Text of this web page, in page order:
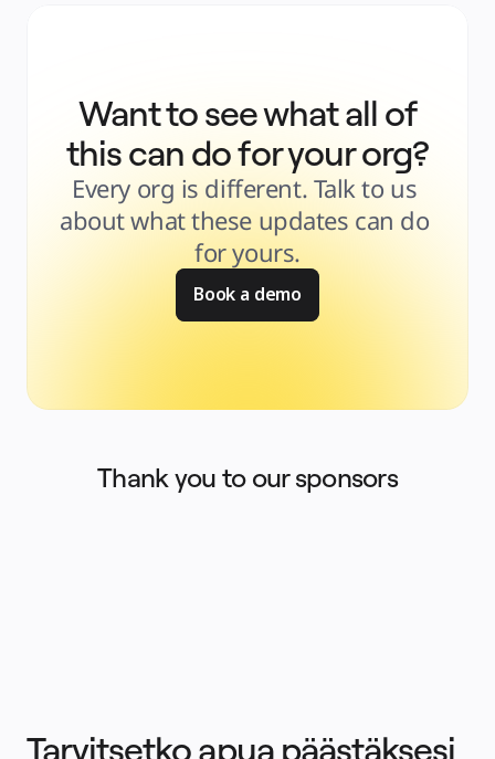
Want to see what all of
this can do for your org?
Every org is different. Talk to us
about what these updates can do
for yours.
Book a demo
Thank you to our sponsors
Tarvitsetko apua päästäksesi